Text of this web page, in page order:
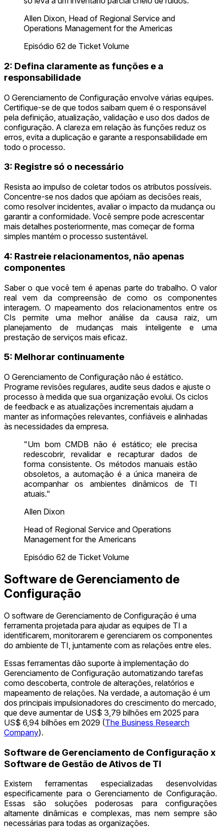
Allen Dixon, Head of Regional Service and
Operations Management for the Americas
Episódio 62 de Ticket Volume
2: Defina claramente as funções e a
responsabilidade
O Gerenciamento de Configuração envolve várias equipes.
Certifique-se de que todos saibam quem é o responsável
pela definição, atualização, validação e uso dos dados de
configuração. A clareza em relação às funções reduz os
erros, evita a duplicação e garante a responsabilidade em
todo o processo.
3: Registre só o necessário
Resista ao impulso de coletar todos os atributos possíveis.
Concentre-se nos dados que apóiam as decisões reais,
como resolver incidentes, avaliar o impacto da mudança ou
garantir a conformidade. Você sempre pode acrescentar
mais detalhes posteriormente, mas começar de forma
simples mantém o processo sustentável.
4: Rastreie relacionamentos, não apenas
componentes
Saber o que você tem é apenas parte do trabalho. O valor
real vem da compreensão de como os componentes
interagem. O mapeamento dos relacionamentos entre os
CIs permite uma melhor análise da causa raiz, um
planejamento de mudanças mais inteligente e uma
prestação de serviços mais eficaz.
5: Melhorar continuamente
O Gerenciamento de Configuração não é estático.
Programe revisões regulares, audite seus dados e ajuste o
processo à medida que sua organização evolui. Os ciclos
de feedback e as atualizações incrementais ajudam a
manter as informações relevantes, confiáveis e alinhadas
às necessidades da empresa.
"Um bom CMDB não é estático; ele precisa
redescobrir, revalidar e recapturar dados de
forma consistente. Os métodos manuais estão
obsoletos, a automação é a única maneira de
acompanhar os ambientes dinâmicos de TI
atuais."
Allen Dixon
Head of Regional Service and Operations
Management for the Americans
Episódio 62 de Ticket Volume
Software de Gerenciamento de
Configuração
O software de Gerenciamento de Configuração é uma
ferramenta projetada para ajudar as equipes de TI a
identificarem, monitorarem e gerenciarem os componentes
do ambiente de TI, juntamente com as relações entre eles.
Essas ferramentas dão suporte à implementação do
Gerenciamento de Configuração automatizando tarefas
como descoberta, controle de alterações, relatórios e
mapeamento de relações. Na verdade, a automação é um
dos principais impulsionadores do crescimento do mercado,
que deve aumentar de US$ 3,79 bilhões em 2025 para
US$ 6,94 bilhões em 2029 (The Business Research
Company).
Software de Gerenciamento de Configuração x
Software de Gestão de Ativos de TI
Existem ferramentas especializadas desenvolvidas
especificamente para o Gerenciamento de Configuração.
Essas são soluções poderosas para configurações
altamente dinâmicas e complexas, mas nem sempre são
necessárias para todas as organizações.